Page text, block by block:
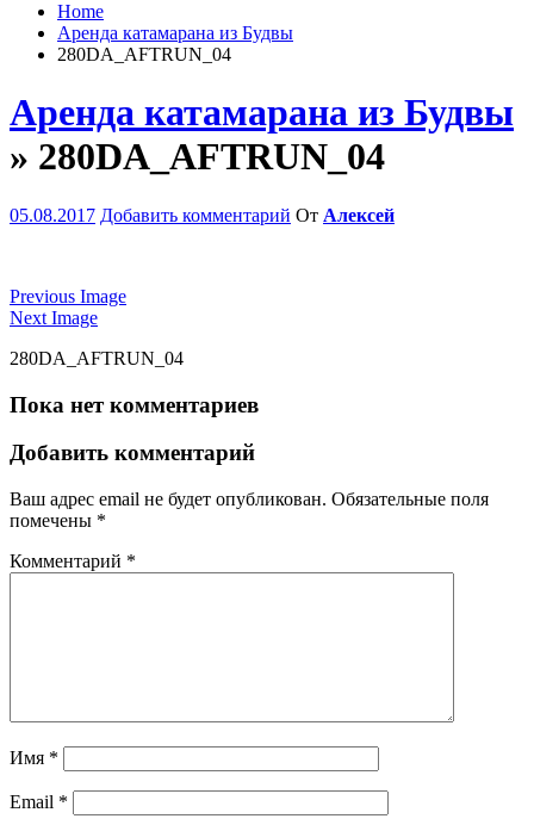
Home
Аренда катамарана из Будвы
280DA_AFTRUN_04
Аренда катамарана из Будвы
» 280DA_AFTRUN_04
05.08.2017 Добавить комментарий От Алексей
Previous Image
Next Image
280DA_AFTRUN_04
Пока нет комментариев
Добавить комментарий
Ваш адрес email не будет опубликован. Обязательные поля
помечены *
Комментарий *
Имя *
Email *